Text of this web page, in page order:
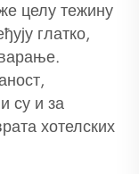
целу тежину
глатко,
су и за
хотелских